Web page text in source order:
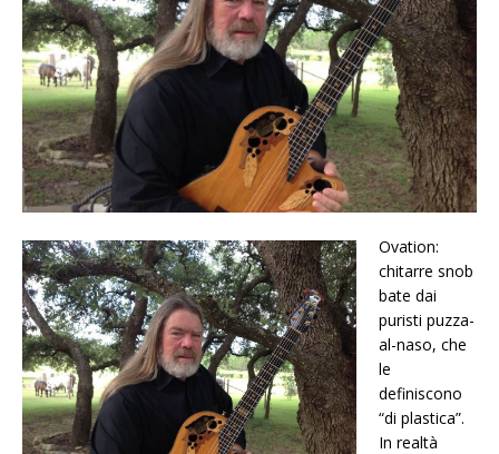
Ovation:
chitarre snob
bate dai
puristi puzza-
al-naso, che
le
definiscono
“di plastica”.
In realtà